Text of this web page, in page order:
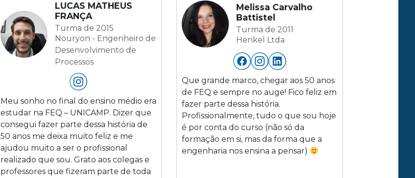
LUCAS MATHEUS
FRANÇA
Turma de 2015
Nouryon - Engenheiro de
Desenvolvimento de
Processos
Meu sonho no final do ensino médio era
estudar na FEQ – UNICAMP. Dizer que
consegui fazer parte dessa história de
50 anos me deixa muito feliz e me
ajudou muito a ser o profissional
realizado que sou. Grato aos colegas e
professores que fizeram parte de toda
Melissa Carvalho
Battistel
Turma de 2011
Henkel Ltda
Que grande marco, chegar aos 50 anos
de FEQ e sempre no auge! Fico feliz em
fazer parte dessa história.
Profissionalmente, tudo o que sou hoje
é por conta do curso (não só da
formação em si, mas da forma que a
engenharia nos ensina a pensar)